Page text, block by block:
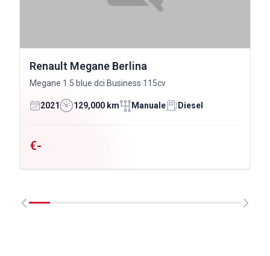
Renault Megane Berlina
Megane 1.5 blue dci Business 115cv
2021 129,000 km Manuale Diesel
€-